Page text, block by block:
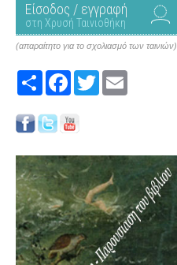
Είσοδος / εγγραφή
στη Χρυσή Ταινιοθήκη
(απαραίτητο για το σχολιασμό των ταινιών)
Share FacebookTwitter